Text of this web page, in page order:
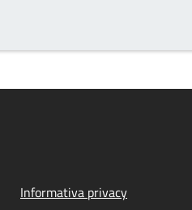
Informativa privacy